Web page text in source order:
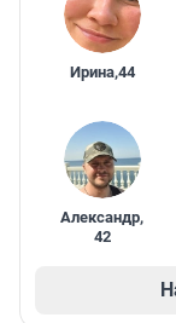
Ирина,44
Александр,
42